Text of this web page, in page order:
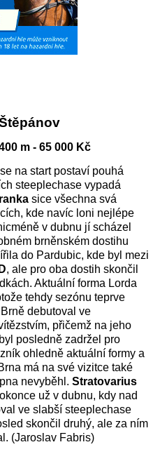
m - 65 000 Kč
na start postaví pouhá
steeplechase vypadá
sice všechna svá
kde navíc loni nejlépe
v dubnu jí scházel
brněnském dostihu
do Pardubic, kde byl mezi
, ale pro oba dostih skončil
Aktuální forma Lorda
tehdy sezónu teprve
debutoval ve
přičemž na jeho
posledně zadržel pro
ohledně aktuální formy a
má na své vizitce také
nevyběhl. Stratovarius
už v dubnu, kdy nad
ve slabší steeplechase
skončil druhý, ale za ním
(Jaroslav Fabris)